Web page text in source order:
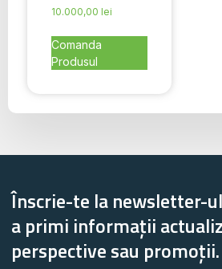
10.000,00 lei
Comanda
Produsul
Înscrie-te la newsletter-
a primi informații
perspective sau promoții.